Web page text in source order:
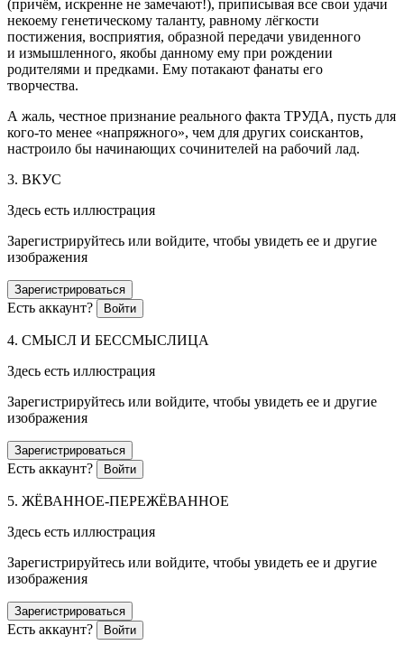
(причём, искренне не замечают!), приписывая все свои удачи
некоему генетическому таланту, равному лёгкости
постижения, восприятия, образной передачи увиденного
и измышленного, якобы данному ему при рождении
родителями и предками. Ему потакают фанаты его
творчества.
А жаль, честное признание реального факта ТРУДА, пусть для
кого-то менее «напряжного», чем для других соискантов,
настроило бы начинающих сочинителей на рабочий лад.
3. ВКУС
Здесь есть иллюстрация
Зарегистрируйтесь или войдите, чтобы увидеть ее и другие
изображения
Зарегистрироваться
Есть аккаунт? Войти
4. СМЫСЛ И БЕССМЫСЛИЦА
Здесь есть иллюстрация
Зарегистрируйтесь или войдите, чтобы увидеть ее и другие
изображения
Зарегистрироваться
Есть аккаунт? Войти
5. ЖЁВАННОЕ-ПЕРЕЖЁВАННОЕ
Здесь есть иллюстрация
Зарегистрируйтесь или войдите, чтобы увидеть ее и другие
изображения
Зарегистрироваться
Есть аккаунт? Войти